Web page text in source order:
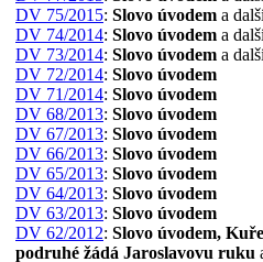
DV 75/2015: Slovo úvodem a
DV 74/2014: Slovo úvodem a
DV 73/2014: Slovo úvodem a
DV 72/2014: Slovo úvodem
DV 71/2014: Slovo úvodem
DV 68/2013: Slovo úvodem
DV 67/2013: Slovo úvodem
DV 66/2013: Slovo úvodem
DV 65/2013: Slovo úvodem
DV 64/2013: Slovo úvodem
DV 63/2013: Slovo úvodem
DV 62/2012: Slovo úvodem,
podruhé žádá Jaroslavovu ruku